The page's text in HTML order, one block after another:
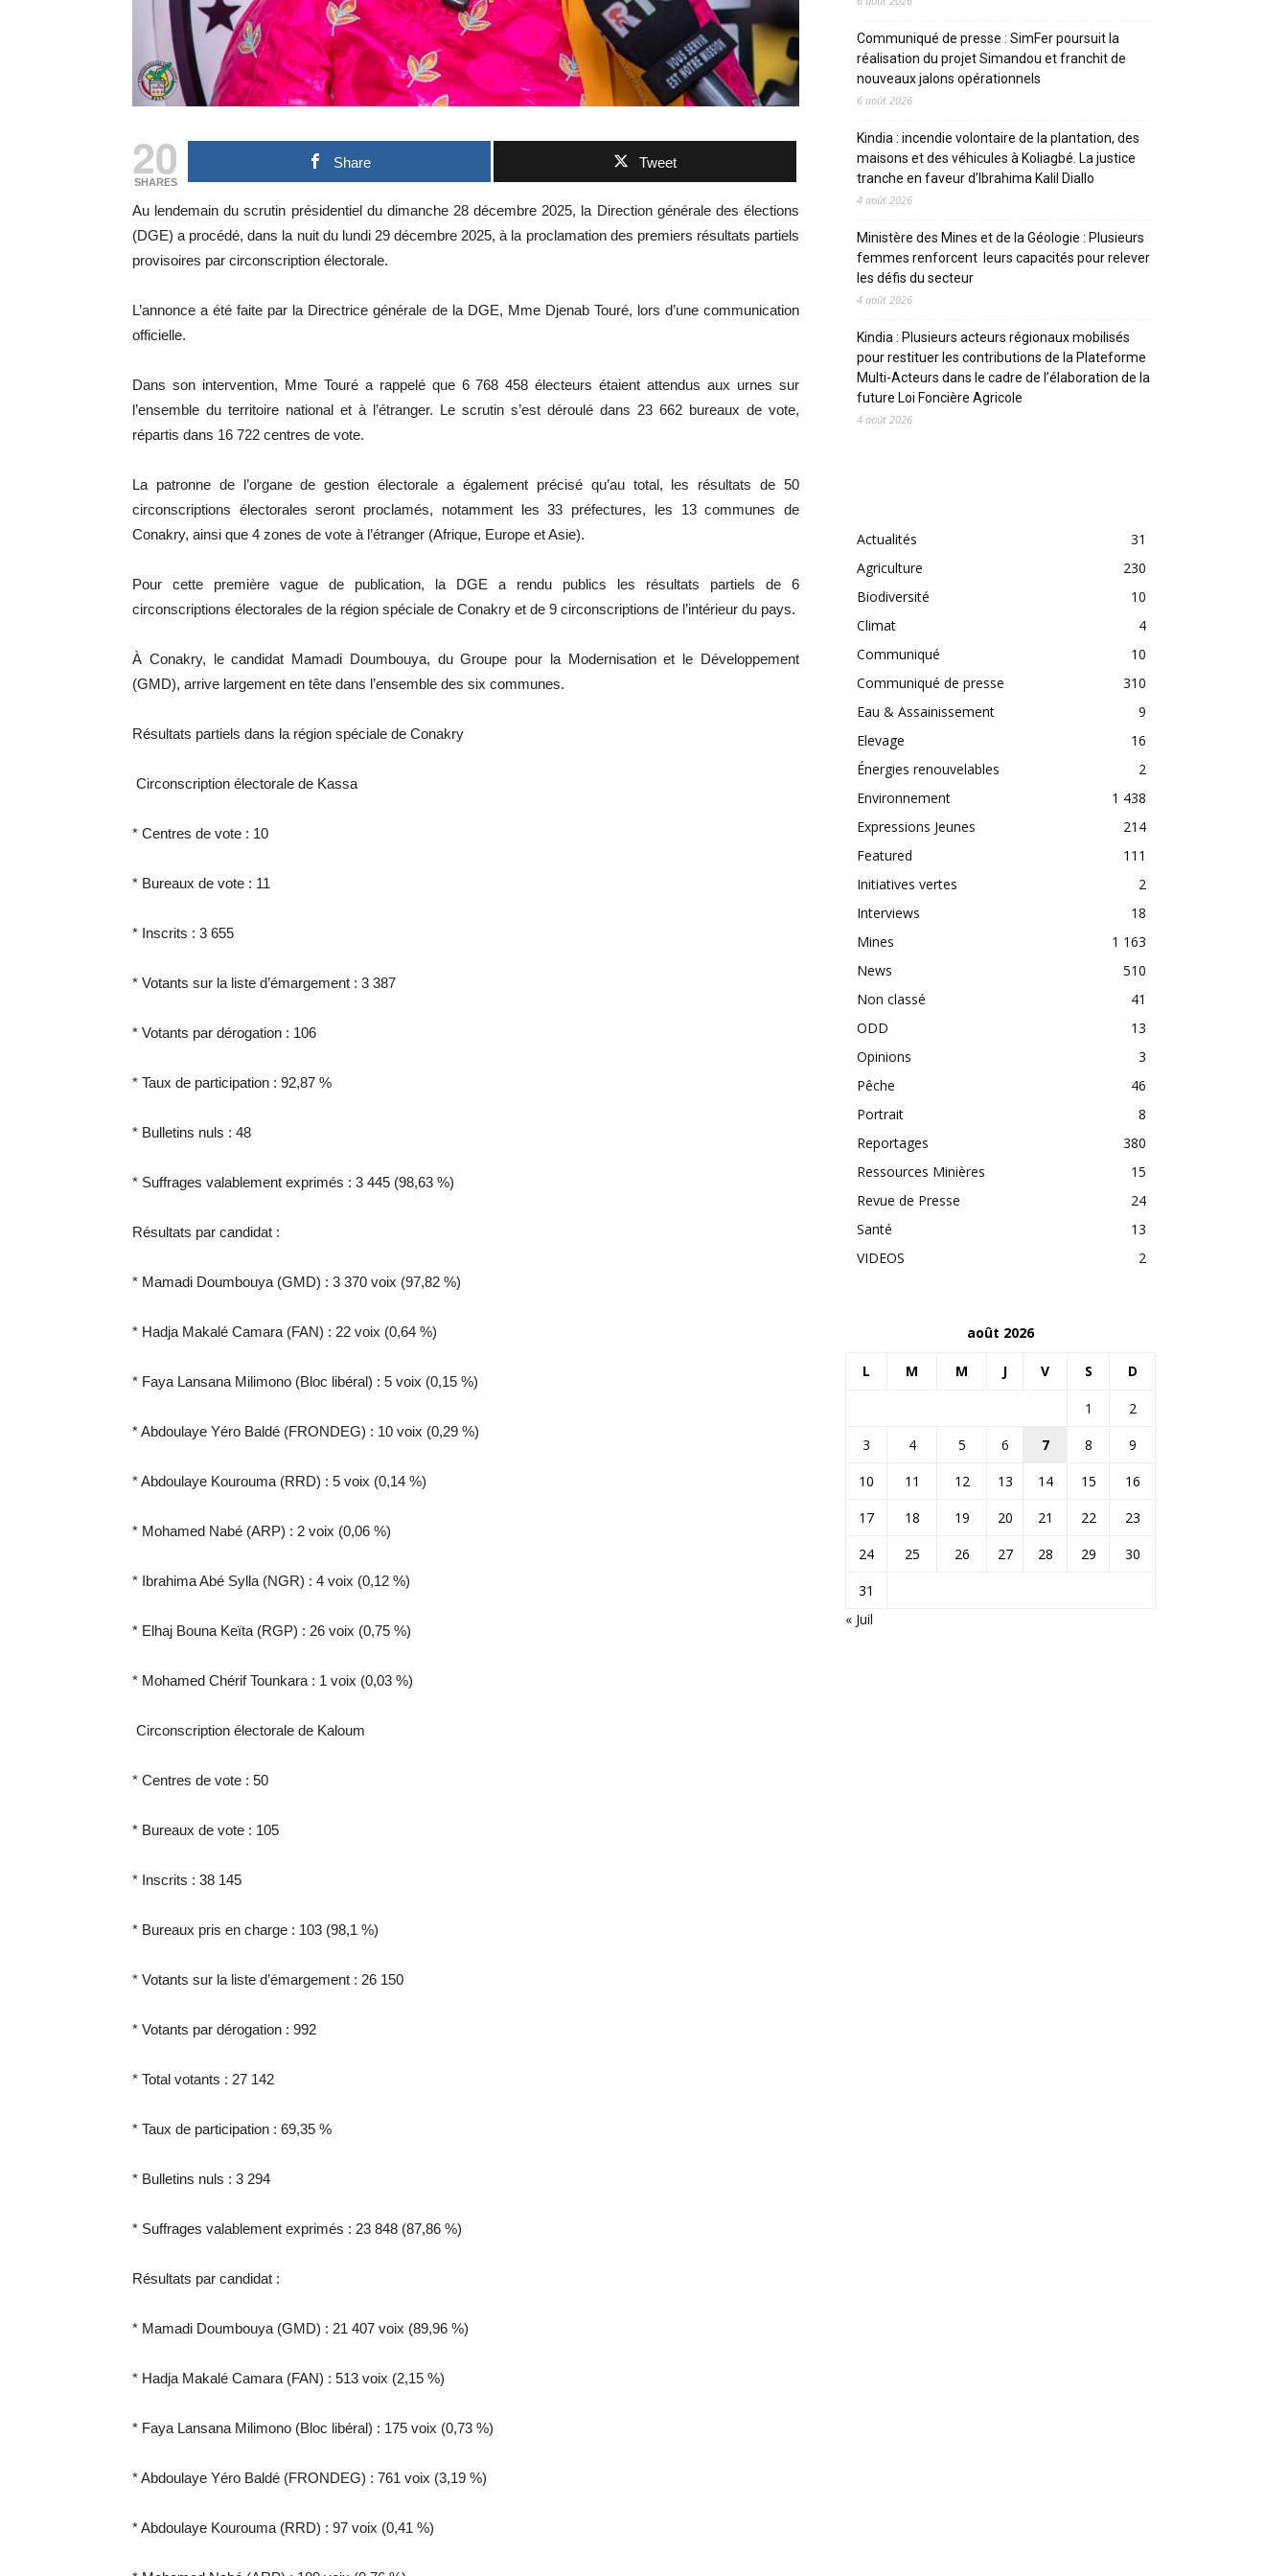
20
SHARES
Share Tweet
Au lendemain du scrutin présidentiel du dimanche 28 décembre 2025, la Direction générale des élections
(DGE) a procédé, dans la nuit du lundi 29 décembre 2025, à la proclamation des premiers résultats partiels
provisoires par circonscription électorale.
L’annonce a été faite par la Directrice générale de la DGE, Mme Djenab Touré, lors d’une communication
officielle.
Dans son intervention, Mme Touré a rappelé que 6 768 458 électeurs étaient attendus aux urnes sur
l’ensemble du territoire national et à l’étranger. Le scrutin s’est déroulé dans 23 662 bureaux de vote,
répartis dans 16 722 centres de vote.
La patronne de l’organe de gestion électorale a également précisé qu’au total, les résultats de 50
circonscriptions électorales seront proclamés, notamment les 33 préfectures, les 13 communes de
Conakry, ainsi que 4 zones de vote à l’étranger (Afrique, Europe et Asie).
Pour cette première vague de publication, la DGE a rendu publics les résultats partiels de 6
circonscriptions électorales de la région spéciale de Conakry et de 9 circonscriptions de l’intérieur du pays.
À Conakry, le candidat Mamadi Doumbouya, du Groupe pour la Modernisation et le Développement
(GMD), arrive largement en tête dans l’ensemble des six communes.
Résultats partiels dans la région spéciale de Conakry
Circonscription électorale de Kassa
* Centres de vote : 10
* Bureaux de vote : 11
* Inscrits : 3 655
* Votants sur la liste d’émargement : 3 387
* Votants par dérogation : 106
* Taux de participation : 92,87 %
* Bulletins nuls : 48
* Suffrages valablement exprimés : 3 445 (98,63 %)
Résultats par candidat :
* Mamadi Doumbouya (GMD) : 3 370 voix (97,82 %)
* Hadja Makalé Camara (FAN) : 22 voix (0,64 %)
* Faya Lansana Milimono (Bloc libéral) : 5 voix (0,15 %)
* Abdoulaye Yéro Baldé (FRONDEG) : 10 voix (0,29 %)
* Abdoulaye Kourouma (RRD) : 5 voix (0,14 %)
* Mohamed Nabé (ARP) : 2 voix (0,06 %)
* Ibrahima Abé Sylla (NGR) : 4 voix (0,12 %)
* Elhaj Bouna Keïta (RGP) : 26 voix (0,75 %)
* Mohamed Chérif Tounkara : 1 voix (0,03 %)
Circonscription électorale de Kaloum
* Centres de vote : 50
* Bureaux de vote : 105
* Inscrits : 38 145
* Bureaux pris en charge : 103 (98,1 %)
* Votants sur la liste d’émargement : 26 150
* Votants par dérogation : 992
* Total votants : 27 142
* Taux de participation : 69,35 %
* Bulletins nuls : 3 294
* Suffrages valablement exprimés : 23 848 (87,86 %)
Résultats par candidat :
* Mamadi Doumbouya (GMD) : 21 407 voix (89,96 %)
* Hadja Makalé Camara (FAN) : 513 voix (2,15 %)
* Faya Lansana Milimono (Bloc libéral) : 175 voix (0,73 %)
* Abdoulaye Yéro Baldé (FRONDEG) : 761 voix (3,19 %)
* Abdoulaye Kourouma (RRD) : 97 voix (0,41 %)
Communiqué de presse : SimFer poursuit la
réalisation du projet Simandou et franchit de
nouveaux jalons opérationnels
6 août 2026
Kindia : incendie volontaire de la plantation, des
maisons et des véhicules à Koliagbé. La justice
tranche en faveur d’Ibrahima Kalil Diallo
4 août 2026
Ministère des Mines et de la Géologie : Plusieurs
femmes renforcent leurs capacités pour relever
les défis du secteur
4 août 2026
Kindia : Plusieurs acteurs régionaux mobilisés
pour restituer les contributions de la Plateforme
Multi-Acteurs dans le cadre de l’élaboration de la
future Loi Foncière Agricole
4 août 2026
Actualités
31
Agriculture
230
Biodiversité
10
Climat
4
Communiqué
10
Communiqué de presse
310
Eau & Assainissement
9
Elevage
16
Énergies renouvelables
2
Environnement
1 438
Expressions Jeunes
214
Featured
111
Initiatives vertes
2
Interviews
18
Mines
1 163
News
510
Non classé
41
ODD
13
Opinions
3
Pêche
46
Portrait
8
Reportages
380
Ressources Minières
15
Revue de Presse
24
Santé
13
VIDEOS
2
août 2026
L M M J V S D
1
2
3
4 5 6 7 8
9
10
11 12 13 14 15
16
17
18 19 20 21 22
23
24
25 26 27 28 29
30
31
« Juil